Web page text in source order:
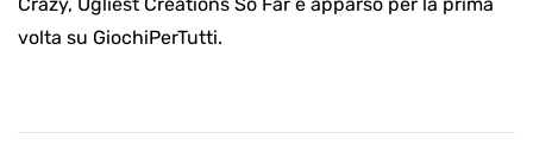
volta su GiochiPerTutti.